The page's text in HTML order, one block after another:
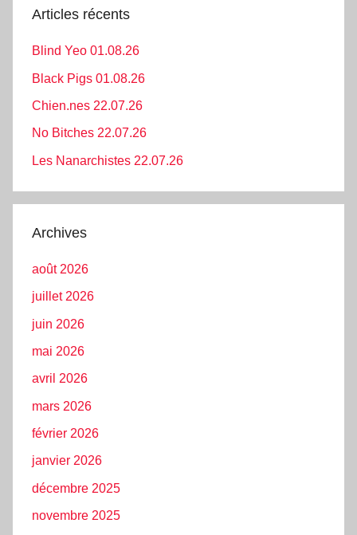
Articles récents
Blind Yeo 01.08.26
Black Pigs 01.08.26
Chien.nes 22.07.26
No Bitches 22.07.26
Les Nanarchistes 22.07.26
Archives
août 2026
juillet 2026
juin 2026
mai 2026
avril 2026
mars 2026
février 2026
janvier 2026
décembre 2025
novembre 2025